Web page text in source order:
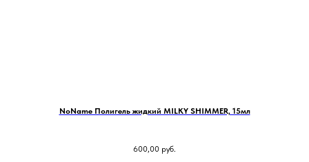
NoName Полигель жидкий MILKY SHIMMER, 15мл
600,00 руб.